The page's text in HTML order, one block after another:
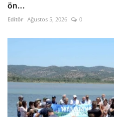
ön...
Editör Ağustos 5, 2026 0